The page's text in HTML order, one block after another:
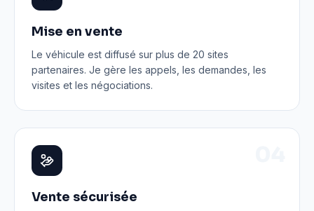
Mise en vente
Le véhicule est diffusé sur plus de 20 sites
partenaires. Je gère les appels, les demandes, les
visites et les négociations.
Vente sécurisée